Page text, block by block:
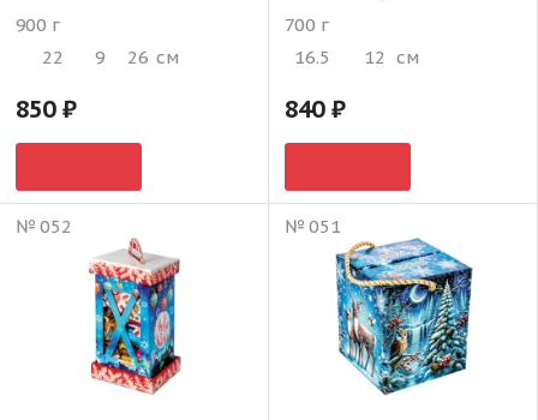
900 г
22
9 26 см
850
700 г
16.5
12 см
840
№ 052 № 051